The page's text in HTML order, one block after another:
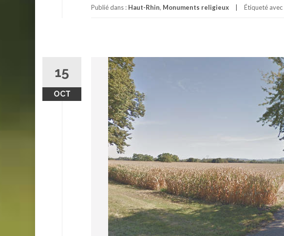
Publié dans : Haut-Rhin, Monuments religieux Étiqueté avec
15
OCT